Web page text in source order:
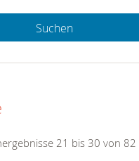
Suchen
21 bis 30 von 82